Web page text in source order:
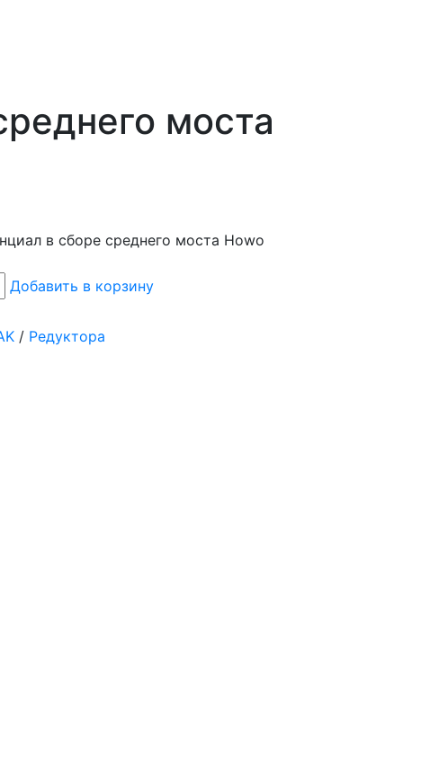
моста
в сборе среднего моста Howo
Добавить в корзину
/ Редуктора